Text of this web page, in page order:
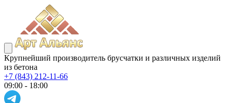
Крупнейший производитель брусчатки и различных изделий
из бетона
+7 (843) 212-11-66
09:00 - 18:00